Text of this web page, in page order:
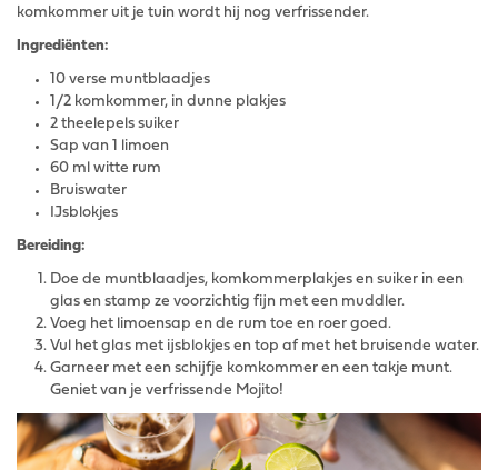
komkommer uit je tuin wordt hij nog verfrissender.
Ingrediënten:
10 verse muntblaadjes
1/2 komkommer, in dunne plakjes
2 theelepels suiker
Sap van 1 limoen
60 ml witte rum
Bruiswater
IJsblokjes
Bereiding:
Doe de muntblaadjes, komkommerplakjes en suiker in een
glas en stamp ze voorzichtig fijn met een muddler.
Voeg het limoensap en de rum toe en roer goed.
Vul het glas met ijsblokjes en top af met het bruisende water.
Garneer met een schijfje komkommer en een takje munt.
Geniet van je verfrissende Mojito!